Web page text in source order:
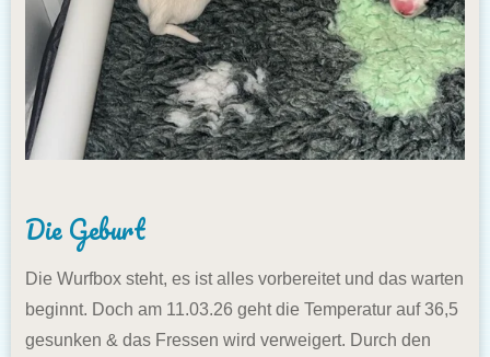
Die Geburt
Die Wurfbox steht, es ist alles vorbereitet und das warten
beginnt. Doch am 11.03.26 geht die Temperatur auf 36,5
gesunken & das Fressen wird verweigert. Durch den